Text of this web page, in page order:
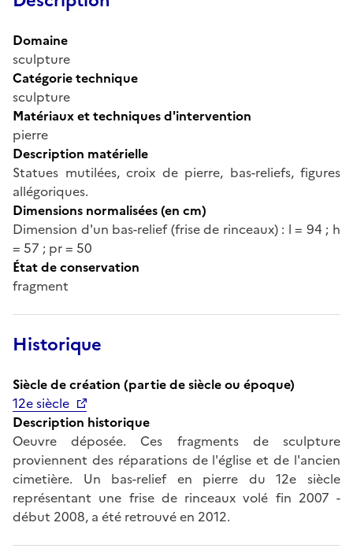
Domaine
sculpture
Catégorie technique
sculpture
Matériaux et techniques d'intervention
pierre
Description matérielle
Statues mutilées, croix de pierre, bas-reliefs, figures
allégoriques.
Dimensions normalisées (en cm)
Dimension d'un bas-relief (frise de rinceaux) : l = 94 ; h
= 57 ; pr = 50
État de conservation
fragment
Historique
Siècle de création (partie de siècle ou époque)
12e siècle
Description historique
Oeuvre déposée. Ces fragments de sculpture
proviennent des réparations de l'église et de l'ancien
cimetière. Un bas-relief en pierre du 12e siècle
représentant une frise de rinceaux volé fin 2007 -
début 2008, a été retrouvé en 2012.